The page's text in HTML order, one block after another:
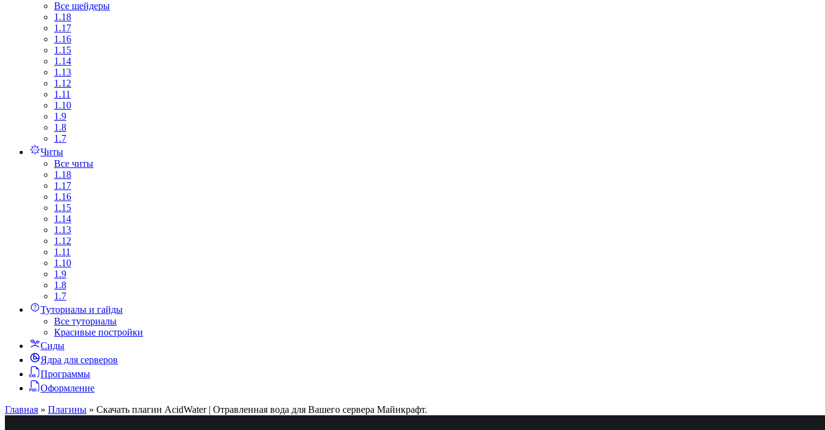
Все шейдеры
1.18
1.17
1.16
1.15
1.14
1.13
1.12
1.11
1.10
1.9
1.8
1.7
Читы
Все читы
1.18
1.17
1.16
1.15
1.14
1.13
1.12
1.11
1.10
1.9
1.8
1.7
Туториалы и гайды
Все туториалы
Красивые постройки
Сиды
Ядра для серверов
Программы
Оформление
Главная » Плагины » Скачать плагин AcidWater | Отравленная вода для Вашего сервера Майнкрафт.